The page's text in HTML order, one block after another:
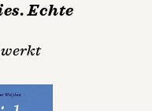
Echte